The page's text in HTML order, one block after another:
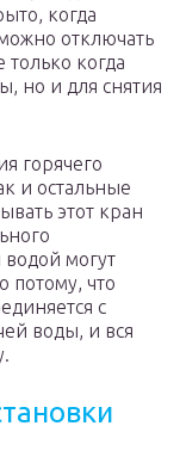
когда
отключать
когда
но и для снятия
горячего
и остальные
этот кран
водой могут
потому, что
с
воды, и вся